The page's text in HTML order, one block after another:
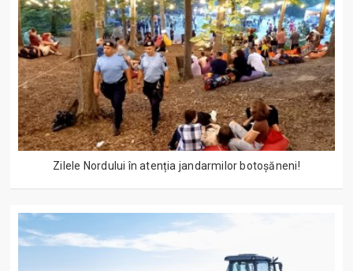
Zilele Nordului în atenția jandarmilor botoșăneni!